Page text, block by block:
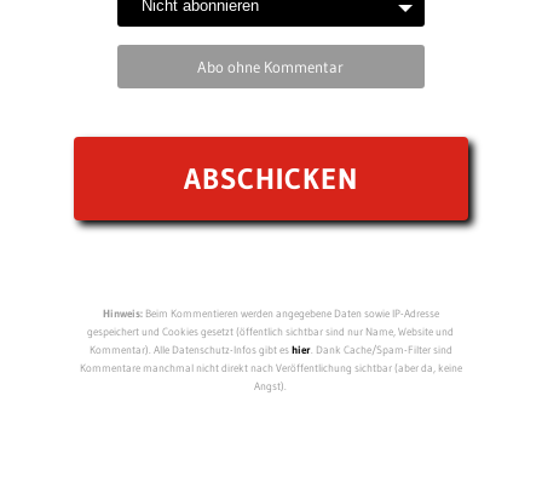
Abo ohne Kommentar
Hinweis:Beim Kommentieren werden angegebene Daten sowie IP-Adresse
gespeichert und Cookies gesetzt (öffentlich sichtbar sind nur Name, Website und
Kommentar). Alle Datenschutz-Infos gibt eshier. Dank Cache/Spam-Filter sind
Kommentare manchmal nicht direkt nach Veröffentlichung sichtbar (aber da, keine
Angst).